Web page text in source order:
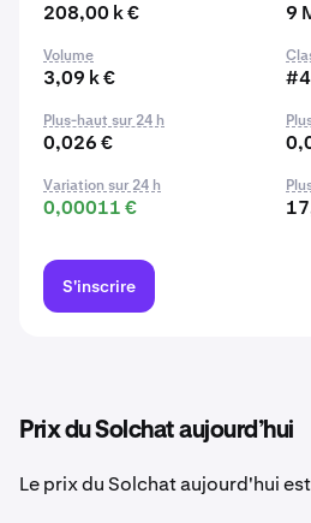
208,00 k € 9
Volume
3,09 k €
Plus-haut sur 24 h
0,026 €
Variation sur 24 h
0,00011 €
S'inscrire
Prix du Solchat aujourd’hui
Le prix du Solchat aujourd'hui